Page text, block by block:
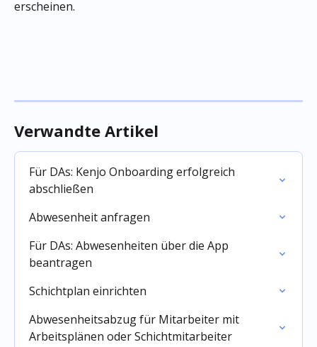
erscheinen.
Verwandte Artikel
Für DAs: Kenjo Onboarding erfolgreich
abschließen
Abwesenheit anfragen
Für DAs: Abwesenheiten über die App
beantragen
Schichtplan einrichten
Abwesenheitsabzug für Mitarbeiter mit
Arbeitsplänen oder Schichtmitarbeiter